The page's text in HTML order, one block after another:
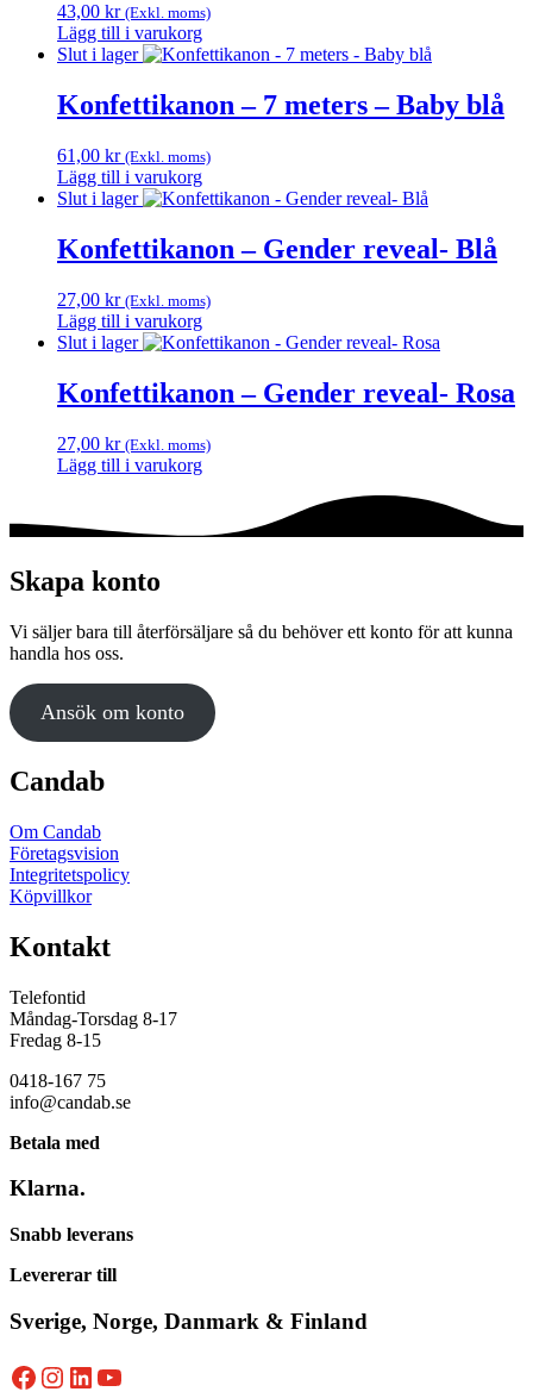
43,00 kr (Exkl. moms)
Lägg till i varukorg
Slut i lager
Konfettikanon – 7 meters – Baby blå
61,00 kr (Exkl. moms)
Lägg till i varukorg
Slut i lager
Konfettikanon – Gender reveal- Blå
27,00 kr (Exkl. moms)
Lägg till i varukorg
Slut i lager
Konfettikanon – Gender reveal- Rosa
27,00 kr (Exkl. moms)
Lägg till i varukorg
Skapa konto
Vi säljer bara till återförsäljare så du behöver ett konto för att kunna
handla hos oss.
Ansök om konto
Candab
Om Candab
Företagsvision
Integritetspolicy
Köpvillkor
Kontakt
Telefontid
Måndag-Torsdag 8-17
Fredag 8-15
0418-167 75
info@candab.se
Betala med
Klarna.
Snabb leverans
Levererar till
Sverige, Norge, Danmark & Finland
Facebook
Instagram
LinkedIn
YouTube